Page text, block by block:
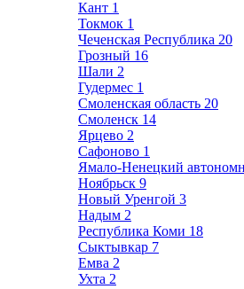
Кант 1
Токмок 1
Чеченская Республика 20
Грозный 16
Шали 2
Гудермес 1
Смоленская область 20
Смоленск 14
Ярцево 2
Сафоново 1
Ямало-Ненецкий
Ноябрьск 9
Новый Уренгой 3
Надым 2
Республика Коми 18
Сыктывкар 7
Емва 2
Ухта 2